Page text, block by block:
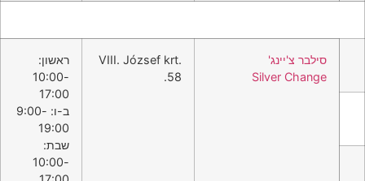
סילבר צ'יינג'
Silver Change
VIII. József krt.
58.
ראשון:
10:00-
17:00
ב-ו: 9:00-
19:00
שבת:
10:00-